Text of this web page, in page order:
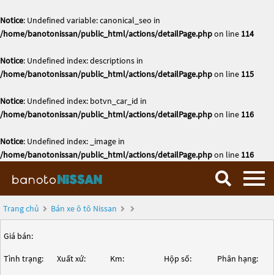
Notice: Undefined variable: canonical_seo in
/home/banotonissan/public_html/actions/detailPage.phpon line 114
Notice: Undefined index: descriptions in
/home/banotonissan/public_html/actions/detailPage.phpon line 115
Notice: Undefined index: botvn_car_id in
/home/banotonissan/public_html/actions/detailPage.phpon line 116
Notice: Undefined index: _image in
/home/banotonissan/public_html/actions/detailPage.phpon line 116
Trang chủ Bán xe ô tô Nissan
Giá bán:
Tình trạng: Xuất xứ: Km: Hộp số: Phân hạng: